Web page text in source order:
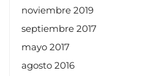
noviembre 2019
septiembre 2017
mayo 2017
agosto 2016